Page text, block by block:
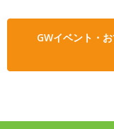
GWイベント・